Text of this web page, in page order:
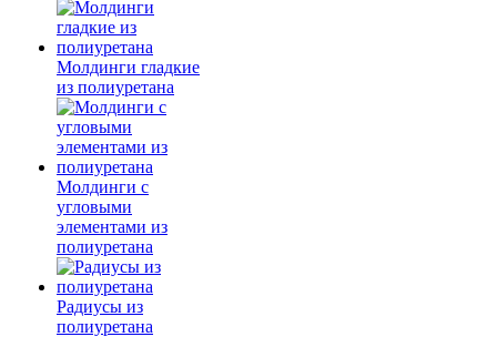
Молдинги гладкие
из полиуретана
Молдинги с
угловыми
элементами из
полиуретана
Радиусы из
полиуретана